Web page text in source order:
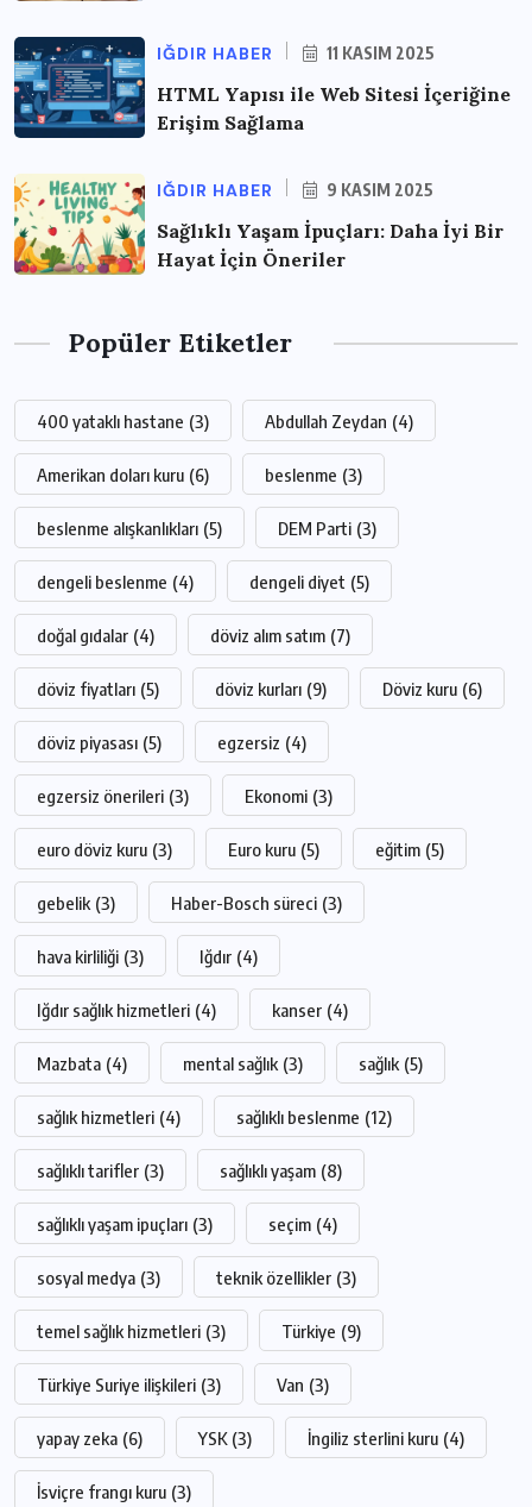
IĞDIR HABER 11 KASIM 2025
HTML Yapısı ile Web Sitesi İçeriğine
Erişim Sağlama
IĞDIR HABER 9 KASIM 2025
Sağlıklı Yaşam İpuçları: Daha İyi Bir
Hayat İçin Öneriler
Popüler Etiketler
400 yataklı hastane (3) Abdullah Zeydan (4)
Amerikan doları kuru (6) beslenme (3)
beslenme alışkanlıkları (5) DEM Parti (3)
dengeli beslenme (4) dengeli diyet (5)
doğal gıdalar (4) döviz alım satım (7)
döviz fiyatları (5) döviz kurları (9) Döviz kuru (6)
döviz piyasası (5) egzersiz (4)
egzersiz önerileri (3) Ekonomi (3)
euro döviz kuru (3) Euro kuru (5) eğitim (5)
gebelik (3) Haber-Bosch süreci (3)
hava kirliliği (3) Iğdır (4)
Iğdır sağlık hizmetleri (4) kanser (4)
Mazbata (4) mental sağlık (3) sağlık (5)
sağlık hizmetleri (4) sağlıklı beslenme (12)
sağlıklı tarifler (3) sağlıklı yaşam (8)
sağlıklı yaşam ipuçları (3) seçim (4)
sosyal medya (3) teknik özellikler (3)
temel sağlık hizmetleri (3) Türkiye (9)
Türkiye Suriye ilişkileri (3) Van (3)
yapay zeka (6) YSK (3) İngiliz sterlini kuru (4)
İsviçre frangı kuru (3)